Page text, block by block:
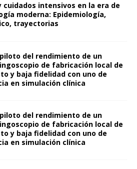
cuidados intensivos en la era de
moderna: Epidemiología,
trayectorias
del rendimiento de un
de fabricación local de
y baja fidelidad con uno de
en simulación clínica
del rendimiento de un
de fabricación local de
y baja fidelidad con uno de
en simulación clínica